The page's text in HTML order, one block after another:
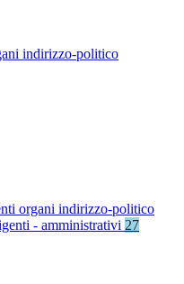
indirizzo-politico
organi indirizzo-politico
- amministrativi 27